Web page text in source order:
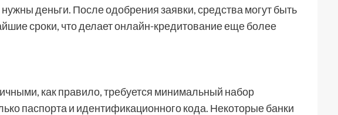
деньги. После одобрения заявки, средства могут быть
сроки, что делает онлайн-кредитование еще более
как правило, требуется минимальный набор
паспорта и идентификационного кода. Некоторые банки